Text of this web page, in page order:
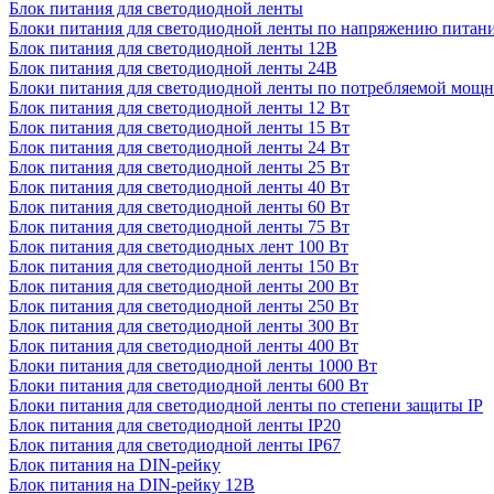
Блок питания для светодиодной ленты
Блоки питания для светодиодной ленты по напряжению
Блок питания для светодиодной ленты 12В
Блок питания для светодиодной ленты 24В
Блоки питания для светодиодной ленты по потребляемой
Блок питания для светодиодной ленты 12 Вт
Блок питания для светодиодной ленты 15 Вт
Блок питания для светодиодной ленты 24 Вт
Блок питания для светодиодной ленты 25 Вт
Блок питания для светодиодной ленты 40 Вт
Блок питания для светодиодной ленты 60 Вт
Блок питания для светодиодной ленты 75 Вт
Блок питания для светодиодных лент 100 Вт
Блок питания для светодиодной ленты 150 Вт
Блок питания для светодиодной ленты 200 Вт
Блок питания для светодиодной ленты 250 Вт
Блок питания для светодиодной ленты 300 Вт
Блок питания для светодиодной ленты 400 Вт
Блоки питания для светодиодной ленты 1000 Вт
Блоки питания для светодиодной ленты 600 Вт
Блоки питания для светодиодной ленты по степени защиты IP
Блок питания для светодиодной ленты IP20
Блок питания для светодиодной ленты IP67
Блок питания на DIN-рейку
Блок питания на DIN-рейку 12В